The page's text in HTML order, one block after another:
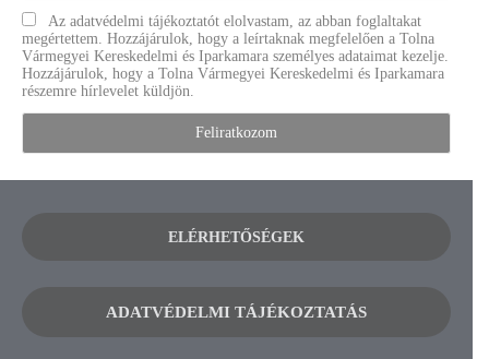
Az adatvédelmi tájékoztatót elolvastam, az abban foglaltakat
megértettem. Hozzájárulok, hogy a leírtaknak megfelelően a Tolna
Vármegyei Kereskedelmi és Iparkamara személyes adataimat kezelje.
Hozzájárulok, hogy a Tolna Vármegyei Kereskedelmi és Iparkamara
részemre hírlevelet küldjön.
ELÉRHETŐSÉGEK
ADATVÉDELMI TÁJÉKOZTATÁS